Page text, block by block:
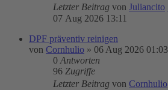
Letzter Beitrag von Juliancito
07 Aug 2026 13:11
DPF präventiv reinigen
von Cornhulio » 06 Aug 2026 01:03
0 Antworten
96 Zugriffe
Letzter Beitrag von Cornhulio